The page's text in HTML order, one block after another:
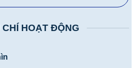
CHÍ HOẠT ĐỘNG